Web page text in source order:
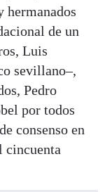
hermanados
de un
Luis
sevillano–,
Pedro
por todos
consenso en
cincuenta